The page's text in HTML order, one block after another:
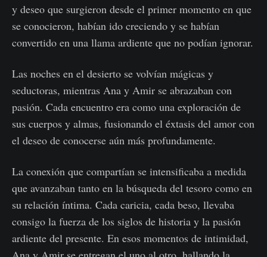
y deseo que surgieron desde el primer momento en que
se conocieron, habían ido creciendo y se habían
convertido en una llama ardiente que no podían ignorar.
Las noches en el desierto se volvían mágicas y
seductoras, mientras Ana y Amir se abrazaban con
pasión. Cada encuentro era como una exploración de
sus cuerpos y almas, fusionando el éxtasis del amor con
el deseo de conocerse aún más profundamente.
La conexión que compartían se intensificaba a medida
que avanzaban tanto en la búsqueda del tesoro como en
su relación íntima. Cada caricia, cada beso, llevaba
consigo la fuerza de los siglos de historia y la pasión
ardiente del presente. En esos momentos de intimidad,